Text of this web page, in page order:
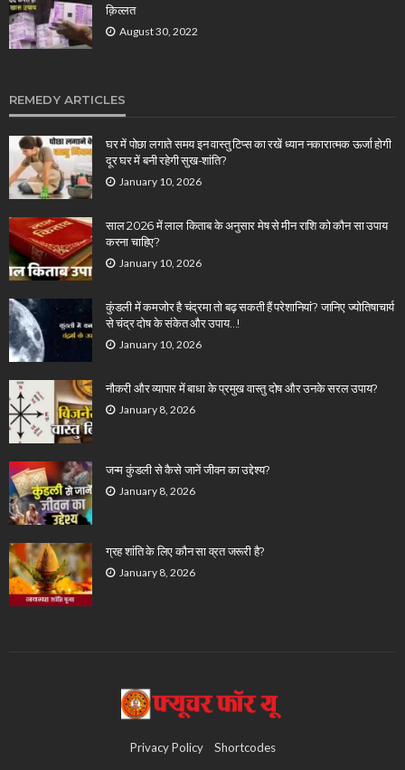
क़िल्लत
August 30, 2022
REMEDY ARTICLES
घर में पोछा लगाते समय इन वास्तु टिप्स का रखें ध्यान नकारात्मक ऊर्जा होगी
दूर घर में बनी रहेगी सुख-शांति?
January 10, 2026
साल 2026 में लाल किताब के अनुसार मेष से मीन राशि को कौन सा उपाय
करना चाहिए?
January 10, 2026
कुंडली में कमजोर है चंद्रमा तो बढ़ सकती हैं परेशानियां? जानिए ज्योतिषाचार्य
से चंद्र दोष के संकेत और उपाय…!
January 10, 2026
नौकरी और व्यापार में बाधा के प्रमुख वास्तु दोष और उनके सरल उपाय?
January 8, 2026
जन्म कुंडली से कैसे जानें जीवन का उद्देश्य?
January 8, 2026
ग्रह शांति के लिए कौन सा व्रत जरूरी है?
January 8, 2026
Privacy Policy Shortcodes